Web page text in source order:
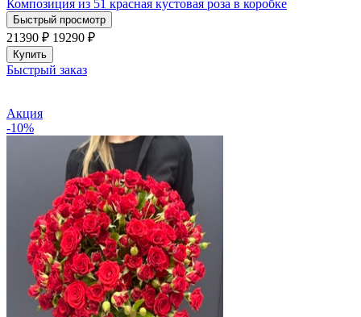
Композиция из 51 красная кустовая роза в коробке
Быстрый просмотр
21390 ₽ 19290 ₽
Купить
Быстрый заказ
Акция
-10%